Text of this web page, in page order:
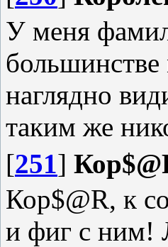
У меня
большинстве
наглядно
таким же
[251]
Кор$@R, к
и фиг с ним!